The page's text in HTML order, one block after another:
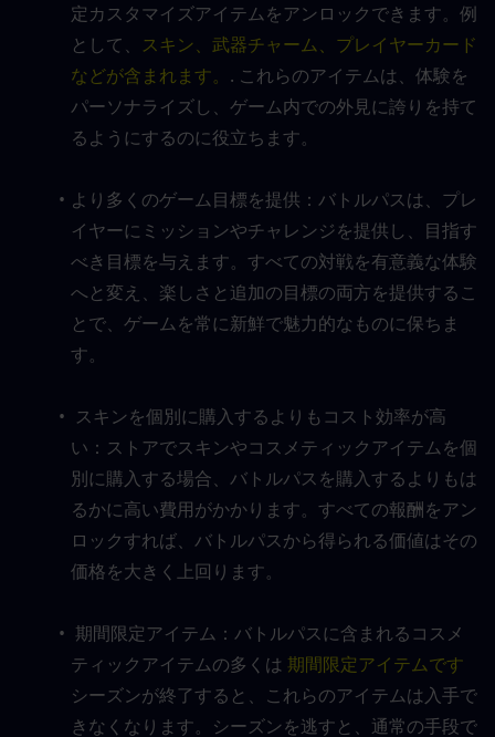
定カスタマイズアイテムをアンロックできます。例
として、 スキン、武器チャーム、プレイヤーカード
などが含まれます。 . これらのアイテムは、体験を
パーソナライズし、ゲーム内での外見に誇りを持て
るようにするのに役立ちます。
より多くのゲーム目標を提供：バトルパスは、プレ
イヤーにミッションやチャレンジを提供し、目指す
べき目標を与えます。すべての対戦を有意義な体験
へと変え、楽しさと追加の目標の両方を提供するこ
とで、ゲームを常に新鮮で魅力的なものに保ちま
す。
スキンを個別に購入するよりもコスト効率が高
い：ストアでスキンやコスメティックアイテムを個
別に購入する場合、バトルパスを購入するよりもは
るかに高い費用がかかります。すべての報酬をアン
ロックすれば、バトルパスから得られる価値はその
価格を大きく上回ります。
期間限定アイテム：バトルパスに含まれるコスメ
ティックアイテムの多くは 期間限定アイテムです
シーズンが終了すると、これらのアイテムは入手で
きなくなります。シーズンを逃すと、通常の手段で